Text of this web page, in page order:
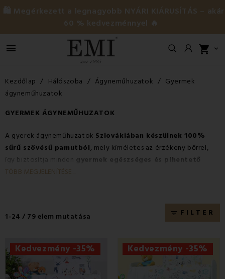
🛍️ Megérkezett a legnagyobb NYÁRI KIÁRUSÍTÁS – akár
60 % kedvezménnyel 🔥
 shopping_cart 
Kezdőlap Hálószoba Ágyneműhuzatok
Gyermek
ágyneműhuzatok
GYERMEK ÁGYNEMŰHUZATOK
A gyerek ágyneműhuzatok Szlovákiában készülnek 100%
sűrű szövésű pamutból, mely kíméletes az érzékeny bőrrel,
így biztosítja minden gyermek egészséges és pihentető
alvását. A gyerekeknek szánt ágyneműhuzatoknak színesnek és
klasszikus
gyerekmintákatis, mint például az állatok, játékautók vagy
TÖBB MEGJELENÍTÉSE...
filter_list FILTER
1-24 / 79 elem mutatása
Kedvezmény -35% Kedvezmény -35%